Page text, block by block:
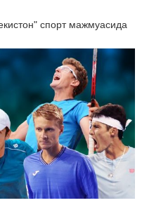
спорт мажмуасида